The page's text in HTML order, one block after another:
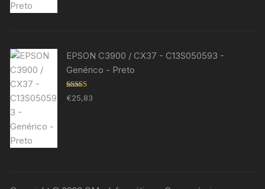
EPSON C3900 / CX37 - C13S050593 -
Genérico - Preto
Avaliação
5.00de 5
€25,83